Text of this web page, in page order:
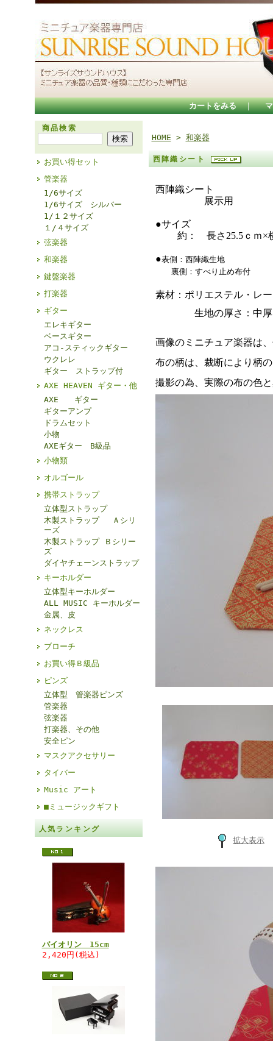
カートをみる ｜
商品検索
お買い得セット
管楽器
1/6サイズ
1/6サイズ シルバー
1/１２サイズ
１/４サイズ
弦楽器
和楽器
鍵盤楽器
打楽器
ギター
エレキギター
ベースギター
アコ-スティックギター
ウクレレ
ギター ストラップ付
AXE HEAVEN ギター・他
AXE ギター
ギターアンプ
ドラムセット
小物
AXEギター B級品
小物類
オルゴール
携帯ストラップ
立体型ストラップ
木製ストラップ Ａシリ
ーズ
木製ストラップ Ｂシリー
ズ
ダイヤチェーンストラップ
キーホルダー
立体型キーホルダー
ALL MUSIC キーホルダー
金属、皮
ネックレス
ブローチ
お買い得Ｂ級品
ピンズ
立体型 管楽器ピンズ
管楽器
弦楽器
打楽器、その他
安全ピン
マスクアクセサリー
タイバー
Music アート
■ミュージックギフト
人気ランキング
バイオリン 15cm
2,420円(税込)
HOME > 和楽器
西陣織シート
西陣織シート
展示用
●サイズ
約： 長さ25.5ｃｍ×横
●表側：西陣織生地
裏側：すべり止め布付
素材：ポリエステル・レ
生地の厚さ：中厚
画像のミニチュア楽器は
布の柄は、裁断により柄
撮影の為、実際の布の色
拡大表示